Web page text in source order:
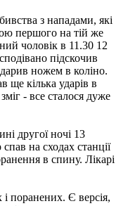
з нападами, які
першого на тій же
чоловік в 11.30 12
підскочив
ножем в коліно.
ще кілька ударів в
- все сталося дуже
другої ночі 13
на сходах станції
в спину. Лікарі
поранених. Є версія,